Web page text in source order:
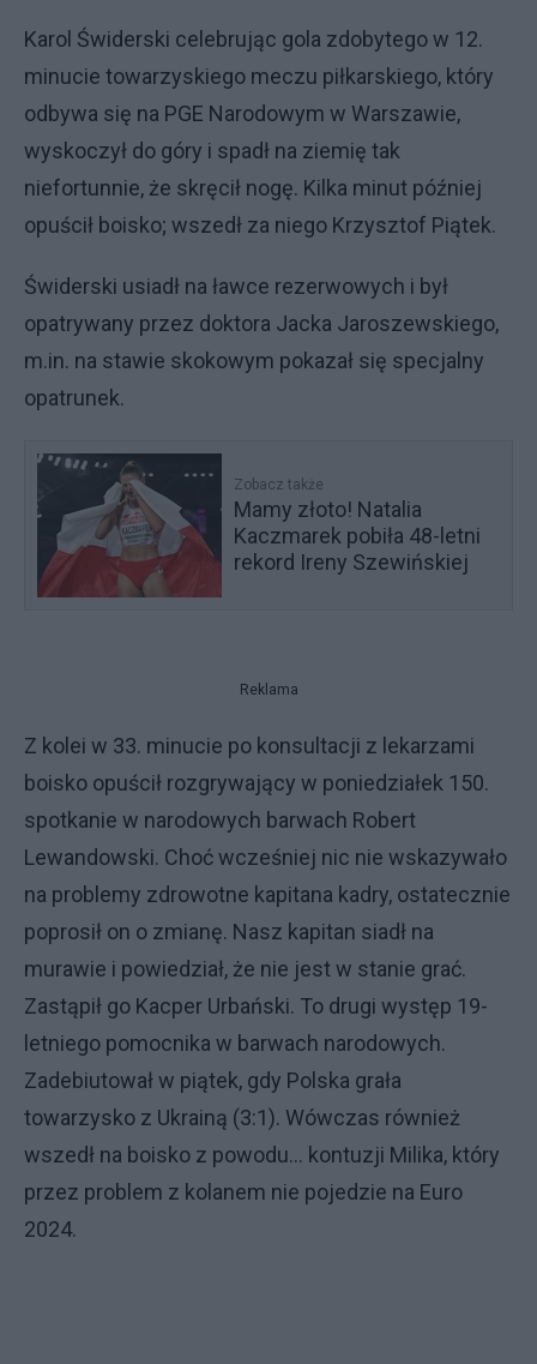
Karol Świderski celebrując gola zdobytego w 12.
minucie towarzyskiego meczu piłkarskiego, który
odbywa się na PGE Narodowym w Warszawie,
wyskoczył do góry i spadł na ziemię tak
niefortunnie, że skręcił nogę. Kilka minut później
opuścił boisko; wszedł za niego Krzysztof Piątek.
Świderski usiadł na ławce rezerwowych i był
opatrywany przez doktora Jacka Jaroszewskiego,
m.in. na stawie skokowym pokazał się specjalny
opatrunek.
Zobacz także
Mamy złoto! Natalia
Kaczmarek pobiła 48-letni
rekord Ireny Szewińskiej
Reklama
Z kolei w 33. minucie po konsultacji z lekarzami
boisko opuścił rozgrywający w poniedziałek 150.
spotkanie w narodowych barwach Robert
Lewandowski. Choć wcześniej nic nie wskazywało
na problemy zdrowotne kapitana kadry, ostatecznie
poprosił on o zmianę. Nasz kapitan siadł na
murawie i powiedział, że nie jest w stanie grać.
Zastąpił go Kacper Urbański. To drugi występ 19-
letniego pomocnika w barwach narodowych.
Zadebiutował w piątek, gdy Polska grała
towarzysko z Ukrainą (3:1). Wówczas również
wszedł na boisko z powodu... kontuzji Milika, który
przez problem z kolanem nie pojedzie na Euro
2024.